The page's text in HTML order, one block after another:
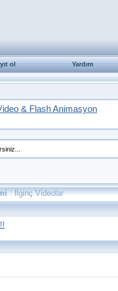
ol Yardım
& Flash Animasyon
: İlginç Videolar